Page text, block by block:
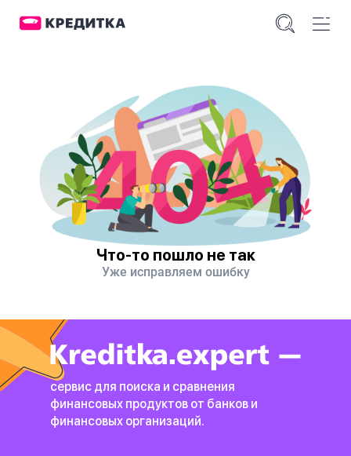
Что-то пошло не так
Уже исправляем ошибку
сервис для поиска и сравнения
финансовых продуктов от банков и
финансовых организаций.